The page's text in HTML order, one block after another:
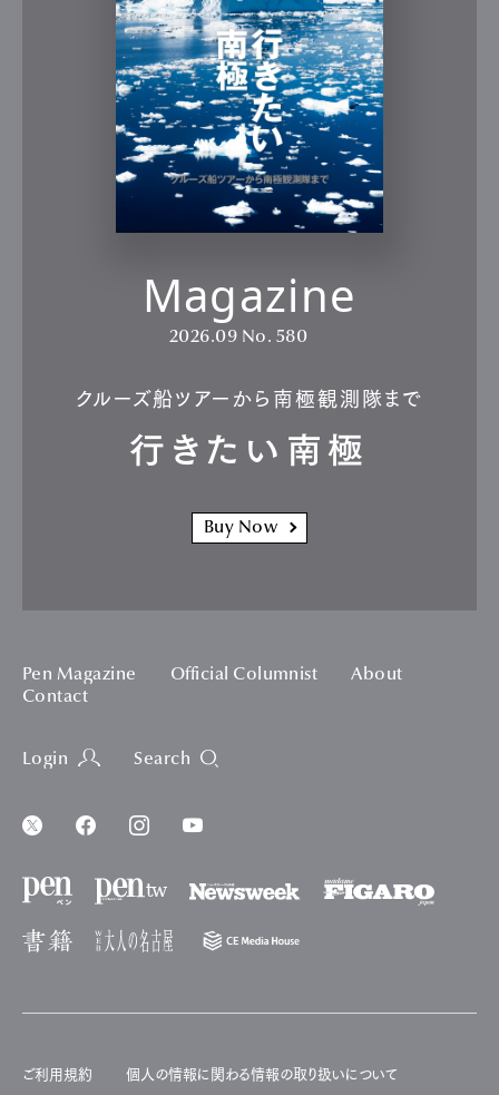
Magazine
2026.09 No. 580
クルーズ船ツアーから南極観測隊まで
行きたい南極
Buy Now
Pen Magazine Official Columnist
About
Contact
Login Search
ご利用規約 個人の情報に関わる情報の取り扱いについて